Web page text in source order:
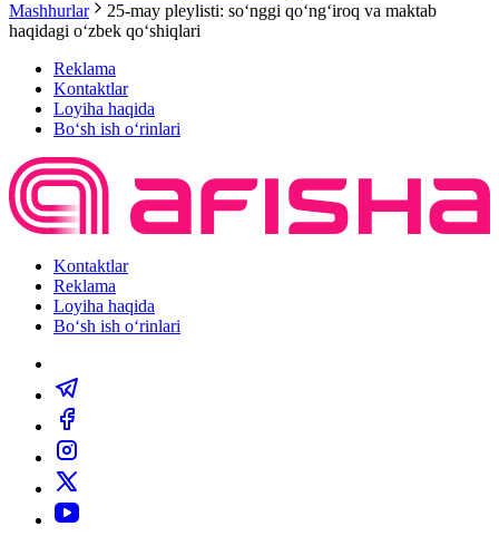
Mashhurlar
25-may pleylisti: soʻnggi qoʻngʻiroq va maktab
haqidagi oʻzbek qoʻshiqlari
Reklama
Kontaktlar
Loyiha haqida
Bo‘sh ish o‘rinlari
Kontaktlar
Reklama
Loyiha haqida
Bo‘sh ish o‘rinlari